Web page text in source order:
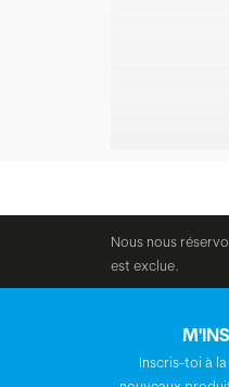
Nous nous
est exclue.
Inscris-toi à